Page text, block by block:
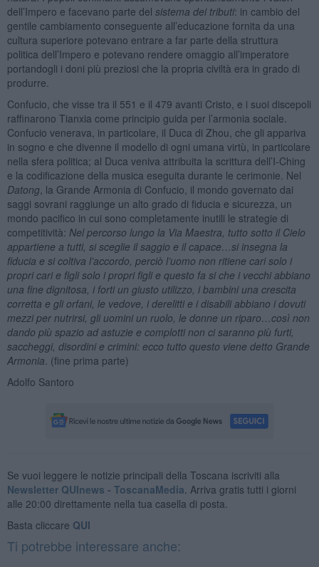
dell’Impero e facevano parte del sistema dei tributi: in cambio del
gentile cambiamento conseguente all’educazione fornita da una
cultura superiore potevano entrare a far parte della struttura
politica dell’Impero e potevano rendere omaggio all’imperatore
portandogli i doni più preziosi che la propria civiltà era in grado di
produrre.
Confucio, che visse tra il 551 e il 479 avanti Cristo, e i suoi discepoli
raffinarono Tianxia come principio guida per l’armonia sociale.
Confucio venerava, in particolare, il Duca di Zhou, che gli appariva
in sogno e che divenne il modello di ogni umana virtù, in particolare
nella sfera politica; al Duca veniva attribuita la scrittura dell’I-Ching
e la codificazione della musica eseguita durante le cerimonie. Nel
Datong, la Grande Armonia di Confucio, il mondo governato dai
saggi sovrani raggiunge un alto grado di fiducia e sicurezza, un
mondo pacifico in cui sono completamente inutili le strategie di
competitività: Nel percorso lungo la Via Maestra, tutto sotto il Cielo
appartiene a tutti, si sceglie il saggio e il capace…si insegna la
fiducia e si coltiva l’accordo, perciò l’uomo non ritiene cari solo i
propri cari e figli solo i propri figli e questo fa si che i vecchi abbiano
una fine dignitosa, i forti un giusto utilizzo, i bambini una crescita
corretta e gli orfani, le vedove, i derelitti e i disabili abbiano i dovuti
mezzi per nutrirsi, gli uomini un ruolo, le donne un riparo…così non
dando più spazio ad astuzie e complotti non ci saranno più furti,
saccheggi, disordini e crimini: ecco tutto questo viene detto Grande
Armonia . (fine prima parte)
Adolfo Santoro
Se vuoi leggere le notizie principali della Toscana iscriviti alla
Newsletter QUInews - ToscanaMedia. Arriva gratis tutti i giorni
alle 20:00 direttamente nella tua casella di posta.
Basta cliccare QUI
Ti potrebbe interessare anche: